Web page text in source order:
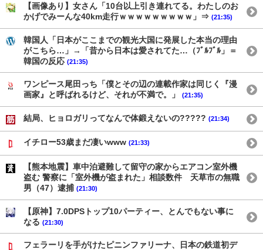
【画像あり】女さん「10台以上引き連れてる。わたしのお
かげでみーんな40km走行ｗｗｗｗｗｗｗｗｗ」⇒ (21:35)
韓国人「日本がここまでの観光大国に発展した本当の理由
がこちら…」→「昔から日本は愛されてた…（ﾌﾞﾙﾌﾞﾙ」＝
韓国の反応 (21:35)
ワンピース尾田っち「僕とその辺の連載作家は同じく『漫
画家』と呼ばれるけど、それが不満で。」
(21:35)
結局、ヒョロガリってなんで体鍛えないの????? (21:34)
イチロー53歳まだ凄いwww (21:33)
【熊本地震】車中泊避難して留守の家からエアコン室外機
盗む 警察に「室外機が盗まれた」相談数件 天草市の無職
男（47）逮捕 (21:30)
【原神】7.0DPSトップ10パーティー、とんでもない事に
なる (21:30)
フェラーリを手がけたピニンファリーナ、日本の鉄道初デ